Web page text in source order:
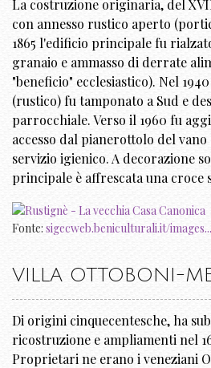
La costruzione originaria, del
con annesso rustico aperto
1865 l'edificio principale fu
granaio e ammasso di derrate
"beneficio" ecclesiastico). Nel
(rustico) fu tamponato a Sud e
parrocchiale. Verso il 1960 fu
accesso dal pianerottolo del
servizio igienico. A decorazione
principale è affrescata una croce
Fonte: sigecweb.beniculturali.it/images...
VILLA OTTOBONI-
Di origini cinquecentesche, ha
ricostruzione e ampliamenti nel
Proprietari ne erano i veneziani